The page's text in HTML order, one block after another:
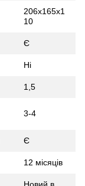
206x165x1
10
Є
Ні
1,5
3-4
Є
12 місяців
Новий в